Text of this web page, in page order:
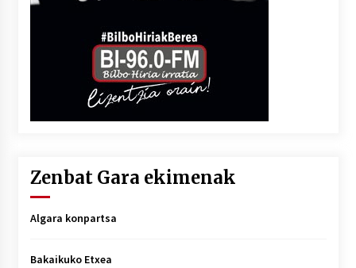
Zenbat Gara ekimenak
Algara konpartsa
Bakaikuko Etxea